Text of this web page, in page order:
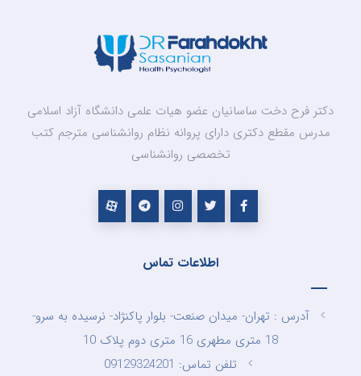
دکتر فرح دخت ساسانیان عضو هیات علمی دانشگاه آزاد اسلامی
مدرس مقطع دکتری دارای پروانه نظام روانشناسی مترجم کتب
تخصصی روانشناسی
اطلاعات تماس
آدرس : تهران- میدان صنعت- بلوار پاکنژاد- نرسیده به سرو-
18 متری مطهری 16 متری دوم پلاک 10
تلفن تماس: 09129324201